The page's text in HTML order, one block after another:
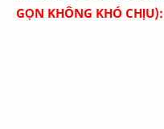
GỌN KHÔNG KHÓ CHỊU):